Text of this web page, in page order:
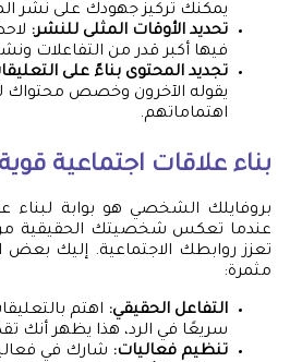
يمكنك تركيز جهودك على نشر
تحديد الأوقات المثلى للنشر:
فيها أكبر قدر من التفاعلات
تجديد المحتوى بناءً على
يقوله الآخرون وخصص محتواك
اهتماماتهم.
بناء علاقات اجتماعية قوية
بروفايلك الشخصي هو بوابة لبناء
عندما تعكس شخصيتك الحقيقية من
تعزز روابطك الاجتماعية. إليك بعض
مثمرة:
التفاعل الحقيقي: اهتم
سريعًا في الرد، هذا يظهر أنك
تنظيم فعاليات: شارك في